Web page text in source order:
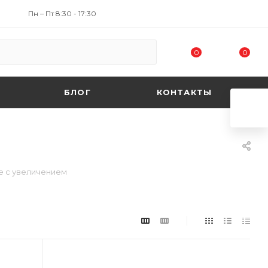
Пн – Пт 8:30 - 17:30
0 0
БЛОГ КОНТАКТЫ
с увеличением